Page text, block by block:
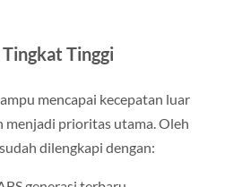
Tinggi
mencapai kecepatan luar
menjadi prioritas utama. Oleh
dilengkapi dengan: